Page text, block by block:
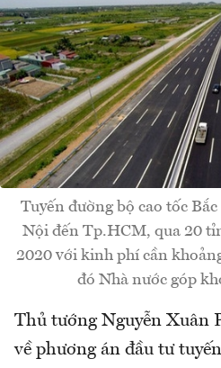
Tuyến đường bộ cao tốc
Nội đến Tp.HCM, qua 20
2020 với kinh phí cần
đó Nhà nước góp
Thủ tướng Nguyễn Xuân
về phương án đầu tư